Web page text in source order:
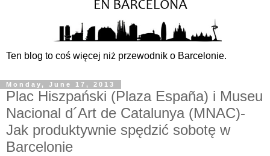
Ten blog to coś więcej niż przewodnik o Barcelonie.
Monday, June 17, 2013
Plac Hiszpański (Plaza España) i Museu
Nacional d´Art de Catalunya (MNAC)-
Jak produktywnie spędzić sobotę w
Barcelonie